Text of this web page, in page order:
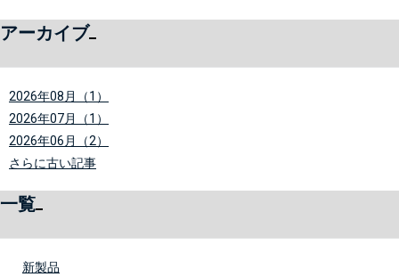
アーカイブ
2026年08月（1）
2026年07月（1）
2026年06月（2）
さらに古い記事
一覧
新製品